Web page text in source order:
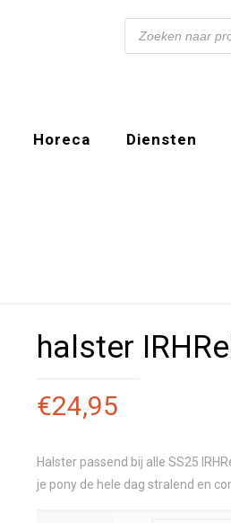
Horeca Diensten
Producten
zoeken
halster
€24,95
Halster passend bij alle SS25
je pony de hele dag stralend en